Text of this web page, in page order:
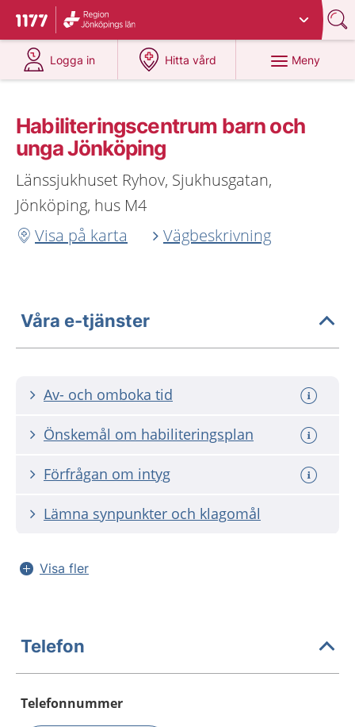
Till startsidan för 1177
Du har valt region
Logga in
på 1177.se
Hitta vård
på 1177.se
Meny
Habiliteringscentrum barn och
unga Jönköping
Länssjukhuset Ryhov, Sjukhusgatan,
Jönköping, hus M4
Visa på karta
Vägbeskrivning
Våra e-tjänster
Av- och omboka tid
Önskemål om habiliteringsplan
Förfrågan om intyg
Lämna synpunkter och klagomål
Visa fler
Telefon
Telefonnummer